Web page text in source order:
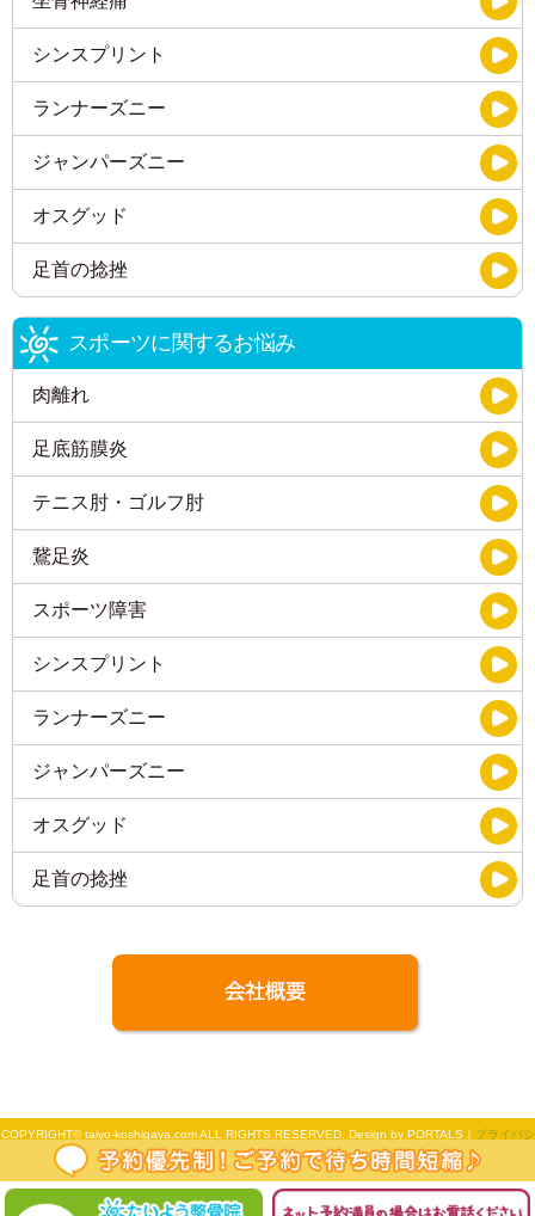
シンスプリント
ランナーズニー
ジャンパーズニー
オスグッド
足首の捻挫
スポーツに関するお悩み
肉離れ
足底筋膜炎
テニス肘・ゴルフ肘
鵞足炎
スポーツ障害
シンスプリント
ランナーズニー
ジャンパーズニー
オスグッド
足首の捻挫
COPYRIGHT© taiyo-koshigaya.com ALL RIGHTS RESERVED. Design by PORTALS｜ プライバシ
ーポリシー